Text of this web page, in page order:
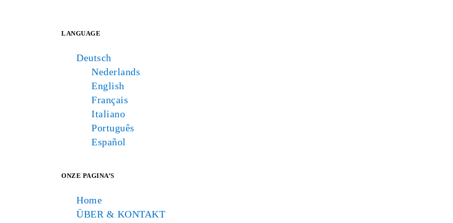
LANGUAGE
Deutsch
Nederlands
English
Français
Italiano
Português
Español
ONZE PAGINA’S
Home
ÜBER & KONTAKT